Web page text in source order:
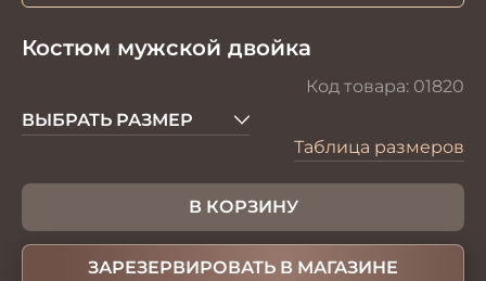
Костюм мужской двойка
Код товара: 01820
ВЫБРАТЬ РАЗМЕР
Таблица размеров
В КОРЗИНУ
ЗАРЕЗЕРВИРОВАТЬ В МАГАЗИНЕ